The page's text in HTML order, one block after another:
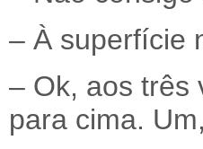
– À superfície
– Ok, aos três
para cima.